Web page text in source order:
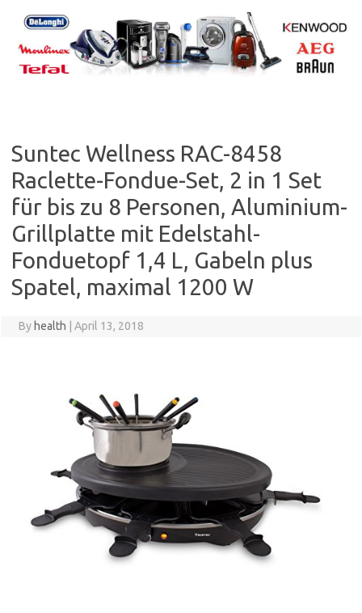
content
Suntec Wellness RAC-8458
Raclette-Fondue-Set, 2 in 1 Set
für bis zu 8 Personen, Aluminium-
Grillplatte mit Edelstahl-
Fonduetopf 1,4 L, Gabeln plus
Spatel, maximal 1200 W
By health April 13, 2018